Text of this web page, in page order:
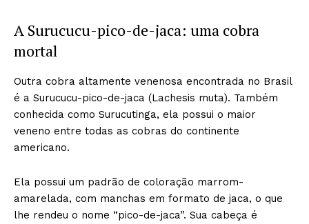
A Surucucu-pico-de-jaca: uma cobra
mortal
Outra cobra altamente venenosa encontrada no Brasil
é a Surucucu-pico-de-jaca (Lachesis muta). Também
conhecida como Surucutinga, ela possui o maior
veneno entre todas as cobras do continente
americano.
Ela possui um padrão de coloração marrom-
amarelada, com manchas em formato de jaca, o que
lhe rendeu o nome “pico-de-jaca”. Sua cabeça é